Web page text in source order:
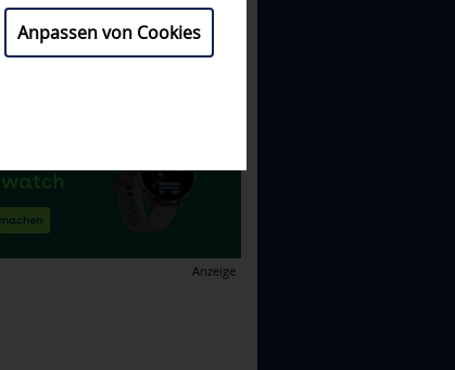
Anzeige
Anpassen von Cookies